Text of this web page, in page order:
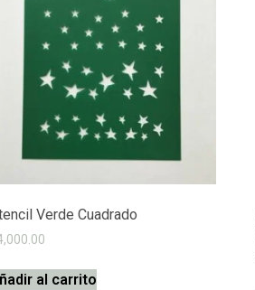
Verde Cuadrado
al carrito